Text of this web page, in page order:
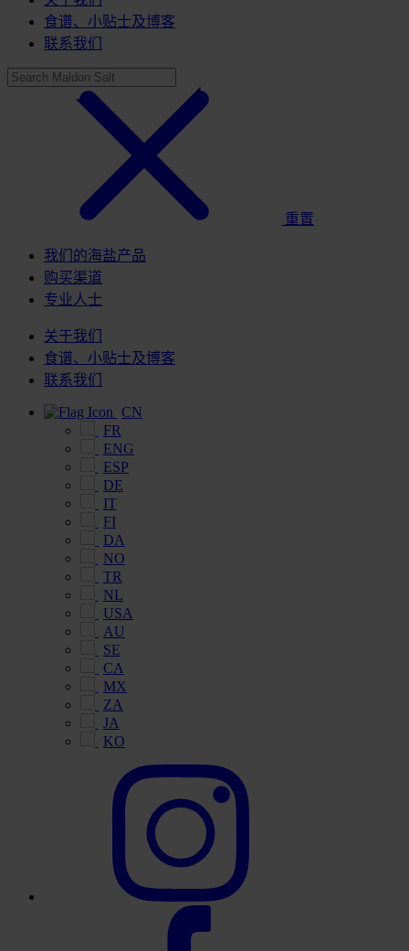
食谱、小贴士及博客
联系我们
重置
我们的海盐产品
购买渠道
专业人士
关于我们
食谱、小贴士及博客
联系我们
CN
FR
ENG
ESP
DE
IT
FI
DA
NO
TR
NL
USA
AU
SE
CA
MX
ZA
JA
KO